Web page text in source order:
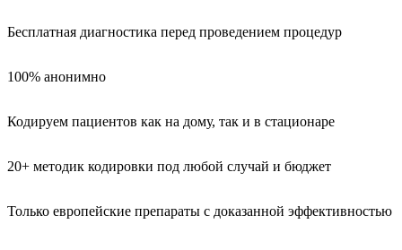
Бесплатная диагностика перед проведением процедур
100% анонимно
Кодируем пациентов как на дому, так и в стационаре
20+ методик кодировки под любой случай и бюджет
Только европейские препараты с доказанной эффективностью